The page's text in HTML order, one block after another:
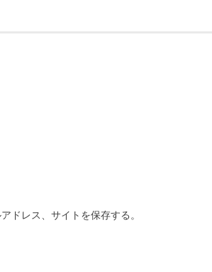
ドレス、サイトを保存する。